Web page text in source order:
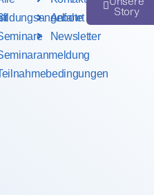
Anfahrt
Newsletter
Story